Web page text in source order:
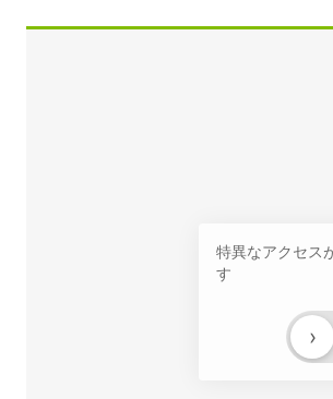
特異なアクセス
す
›